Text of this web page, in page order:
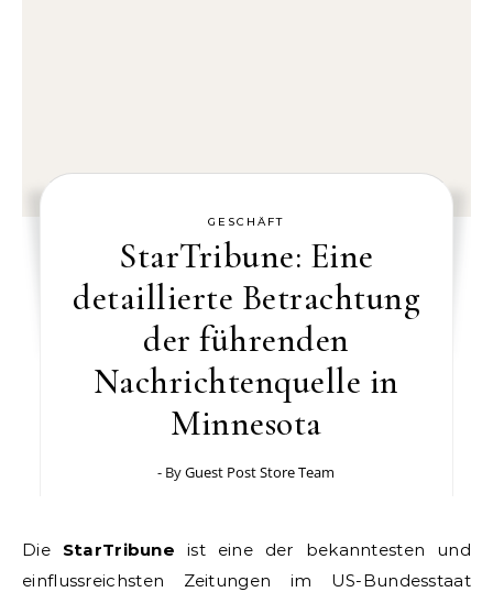
GESCHÄFT
StarTribune: Eine
detaillierte Betrachtung
der führenden
Nachrichtenquelle in
Minnesota
- ByGuest Post Store Team
Die StarTribune ist eine der bekanntesten und
einflussreichsten Zeitungen im US-Bundesstaat